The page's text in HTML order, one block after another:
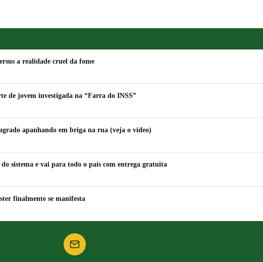
a realidade cruel da fome
de jovem investigada na “Farra do INSS”
apanhando em briga na rua (veja o vídeo)
sistema e vai para todo o país com entrega gratuita
finalmente se manifesta